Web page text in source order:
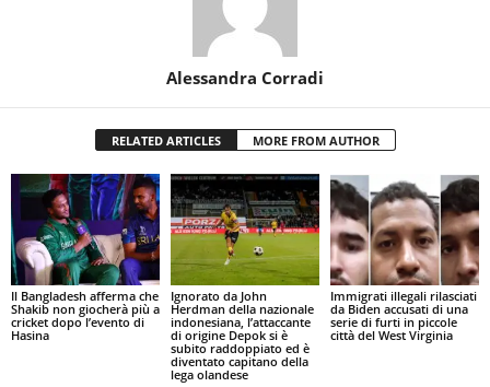
Alessandra Corradi
RELATED ARTICLES MORE FROM AUTHOR
Il Bangladesh afferma che
Shakib non giocherà più a
cricket dopo l’evento di
Hasina
Ignorato da John
Herdman della nazionale
indonesiana, l’attaccante
di origine Depok si è
subito raddoppiato ed è
diventato capitano della
lega olandese
Immigrati illegali rilasciati
da Biden accusati di una
serie di furti in piccole
città del West Virginia